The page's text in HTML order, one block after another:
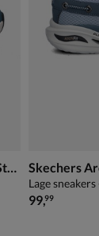
Skechers Hands Free Slip-Ins Glide Step Pro Skechers
Lage
€ 99,99
99,99